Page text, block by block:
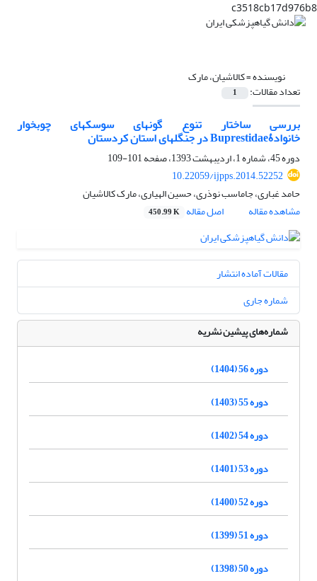
c3518cb17d976b8
نویسنده =کالاشیان، مارک
تعداد مقالات: 1
بررسی ساختار تنوع گونه‏ای سوسک‏های چوبخوار
خانوادۀBuprestidae در جنگل‏های استان کردستان
دوره 45، شماره 1، اردیبهشت 1393، صفحه
101-109
10.22059/ijpps.2014.52252
حامد غباری، جاماسب نوذری، حسین الهیاری، مارک کالاشیان
مشاهده مقاله
اصل مقاله 450.99 K
مقالات آماده انتشار
شماره جاری
شماره‌های پیشین نشریه
دوره 56 (1404)
دوره 55 (1403)
دوره 54 (1402)
دوره 53 (1401)
دوره 52 (1400)
دوره 51 (1399)
دوره 50 (1398)